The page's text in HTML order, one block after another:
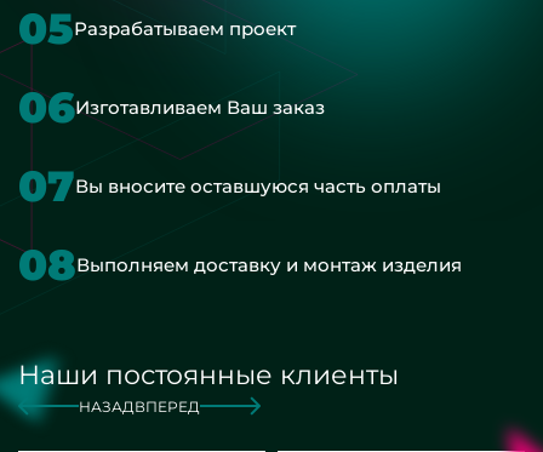
05Разрабатываем проект
06Изготавливаем Ваш заказ
07Вы вносите оставшуюся часть оплаты
08Выполняем доставку и монтаж изделия
Наши постоянные клиенты
НАЗАД ВПЕРЕД